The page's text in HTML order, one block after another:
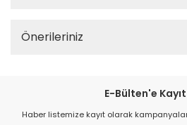
Önerileriniz
E-Bülten'e
Haber listemize kayıt olarak